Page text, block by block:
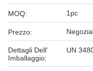
MOQ: 1pc
Prezzo:
Dettagli Dell'
Imballaggio:
UN